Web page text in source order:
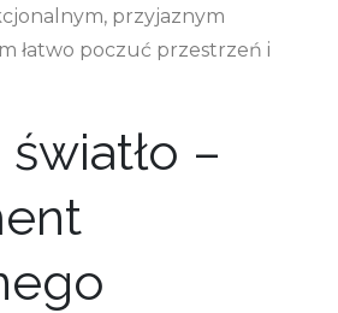
przyjaznym
łatwo poczuć przestrzeń i
–